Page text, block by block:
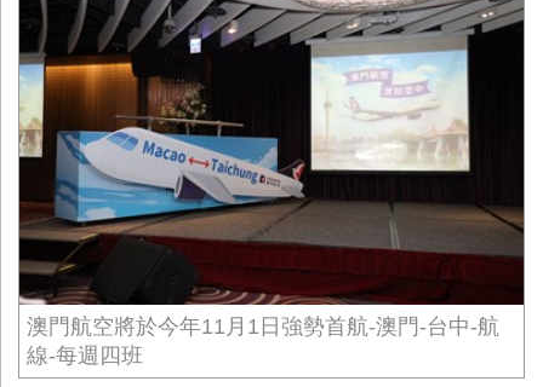
澳門航空將於今年11月1日強勢首航-澳門-台中-航
線-每週四班